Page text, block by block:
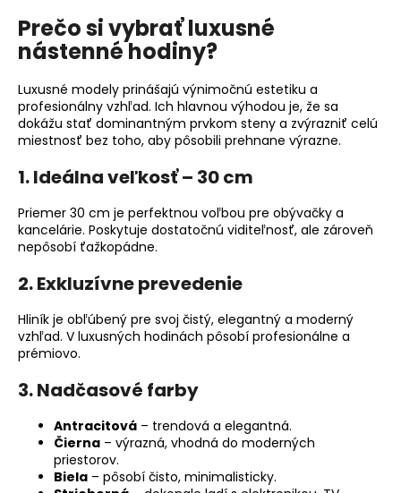
Prečo si vybrať luxusné
nástenné hodiny?
Luxusné modely prinášajú výnimočnú estetiku a
profesionálny vzhľad. Ich hlavnou výhodou je, že sa
dokážu stať dominantným prvkom steny a zvýrazniť celú
miestnosť bez toho, aby pôsobili prehnane výrazne.
1. Ideálna veľkosť – 30 cm
Priemer 30 cm je perfektnou voľbou pre obývačky a
kancelárie. Poskytuje dostatočnú viditeľnosť, ale zároveň
nepôsobí ťažkopádne.
2. Exkluzívne prevedenie
Hliník je obľúbený pre svoj čistý, elegantný a moderný
vzhľad. V luxusných hodinách pôsobí profesionálne a
prémiovo.
3. Nadčasové farby
Antracitová – trendová a elegantná.
Čierna – výrazná, vhodná do moderných
priestorov.
Biela – pôsobí čisto, minimalisticky.
p
o
ú
č
a
m
e
NÁSTENNÉ
HODINY
DO
–
STRIEBORNÉ
NÁSTENNÉ
HODINY
NA
STENU
MODEL
ECLIPSE
CM